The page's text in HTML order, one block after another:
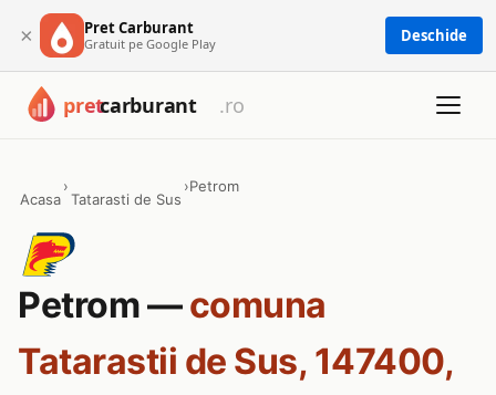
× Pret Carburant
Gratuit pe Google Play Deschide
Acasa
›
Tatarasti de Sus
›Petrom
Petrom —comuna
Tatarastii de Sus, 147400,